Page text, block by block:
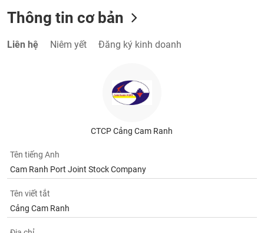
Thông tin cơ bản
Liên hệ Niêm yết Đăng ký kinh doanh
CTCP Cảng Cam Ranh
Tên tiếng Anh
Cam Ranh Port Joint Stock Company
Tên viết tắt
Cảng Cam Ranh